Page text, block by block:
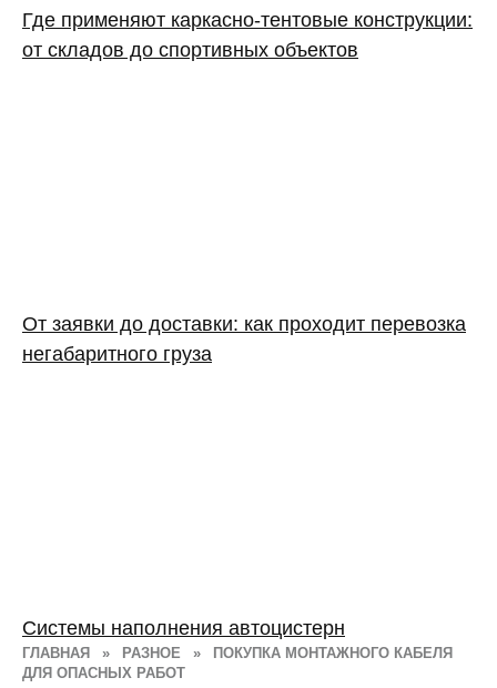
ГЛАВНАЯ » РАЗНОЕ »
ПОКУПКА МОНТАЖНОГО КАБЕЛЯ
ДЛЯ ОПАСНЫХ РАБОТ
Где применяют каркасно‑тентовые конструкции:
от складов до спортивных объектов
От заявки до доставки: как проходит перевозка
негабаритного груза
Системы наполнения автоцистерн